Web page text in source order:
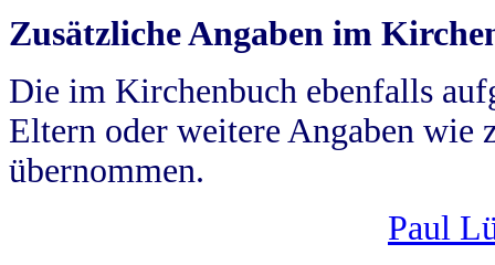
Zusätzliche Angaben im
Die im Kirchenbuch ebenfalls
Eltern oder weitere Angaben wie
übernommen.
Paul